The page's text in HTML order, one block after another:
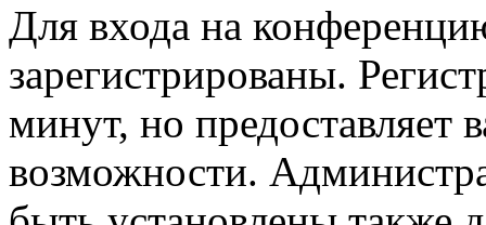
Для входа на
зарегистрированы.
минут, но предоставляет
возможности.